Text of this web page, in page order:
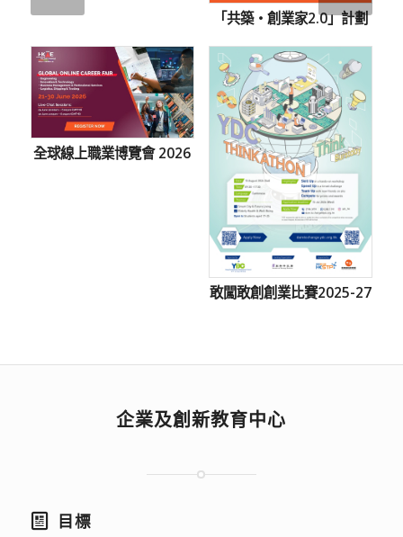
「共築・創業家2.0」計劃
全球線上職業博覽會 2026
敢闖敢創創業比賽2025-27
企業及創新教育中心
目標